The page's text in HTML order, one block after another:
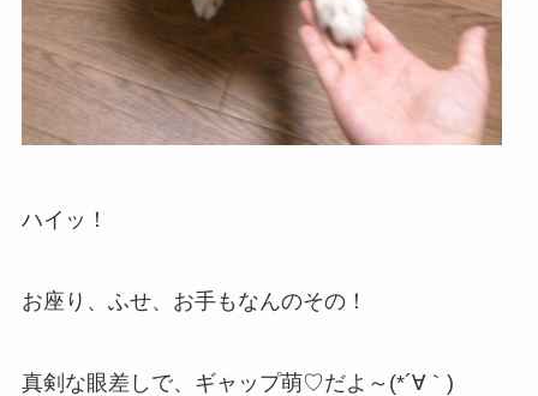
ハイッ！
お座り、ふせ、お手もなんのその！
真剣な眼差しで、ギャップ萌♡だよ～(*´∀｀)